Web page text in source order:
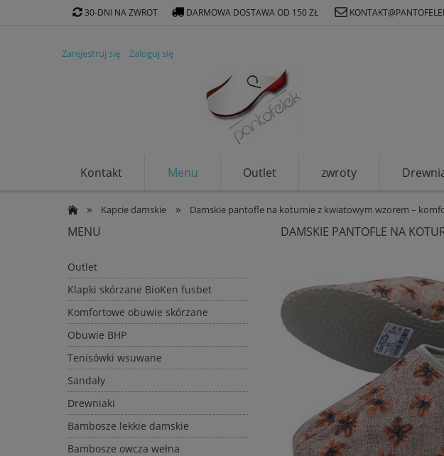
Zarejestruj się Zaloguj się
Kontakt Menu Outlet zwroty
Klapki ekologiczne
» Kapcie damskie » Damskie pantofle na koturnie z kwiatowym wzorem –
30-DNI NA ZWROT DARMOWA DOSTAWA OD 150 ZŁ
MENU
Outlet
Klapki skórzane BioKen fusbet
Komfortowe obuwie skórzane
Obuwie BHP
Tenisówki wsuwane
Sandały
Drewniaki
Bambosze lekkie damskie
Bambosze owcza wełna
DAMSKIE PANTOFLE NA